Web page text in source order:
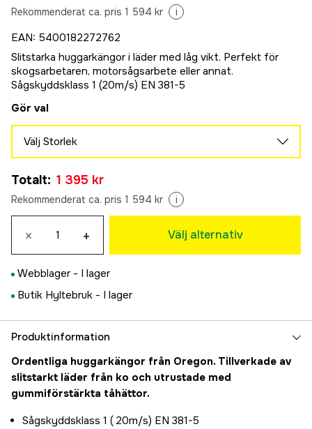
Rekommenderat ca. pris 1 594 kr i
EAN: 5400182272762
Slitstarka huggarkängor i läder med låg vikt. Perfekt för
skogsarbetaren, motorsågsarbete eller annat.
Sågskyddsklass 1 (20m/s) EN 381-5
Gör val
Välj Storlek
1 395 kr
41
1 395 kr
1 395 kr
44
45
1 395 kr
46
1 395 kr
Totalt: 1 395 kr
Rekommenderat ca. pris 1 594 kr i
× + Välj alternativ
Webblager - I lager
Butik Hyltebruk - I lager
Produktinformation
Ordentliga huggarkängor från Oregon. Tillverkade av
slitstarkt läder från ko och utrustade med
gummiförstärkta tåhättor.
Sågskyddsklass 1 ( 20m/s) EN 381-5